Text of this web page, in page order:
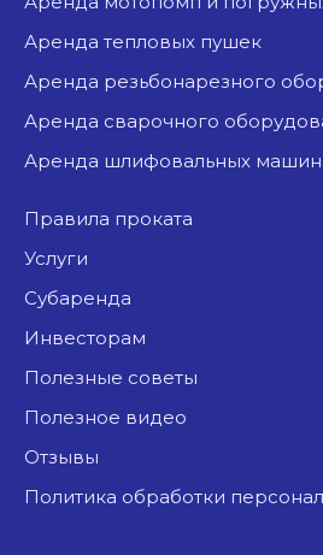
аренда тепловых пушек
аренда резьбонарезного
аренда сварочного
аренда шлифовальных машин
Правила проката
Услуги
Субаренда
Инвесторам
Полезные советы
Полезное видео
Отзывы
Политика обработки